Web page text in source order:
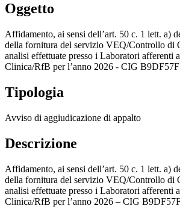
Oggetto
Affidamento, ai sensi dell’art. 50 c. 1 lett. a)
della fornitura del servizio VEQ/Controllo di
analisi effettuate presso i Laboratori afferenti
Clinica/RfB per l’anno 2026 - CIG
Tipologia
Avviso di aggiudicazione di appalto
Descrizione
Affidamento, ai sensi dell’art. 50 c. 1 lett. a)
della fornitura del servizio VEQ/Controllo di
analisi effettuate presso i Laboratori afferenti
Clinica/RfB per l’anno 2026 – CIG